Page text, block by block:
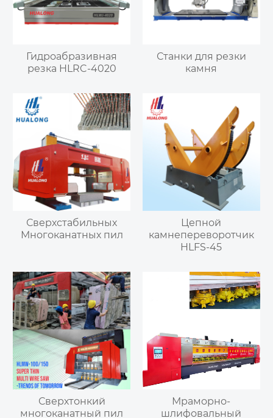
Гидроабразивная
резка HLRC-4020
Станки для резки
камня
Сверхстабильных
Многоканатных пил
Цепной
камнепереворотчик
HLFS-45
Сверхтонкий
многоканатный пил
Мраморно-
шлифовальный